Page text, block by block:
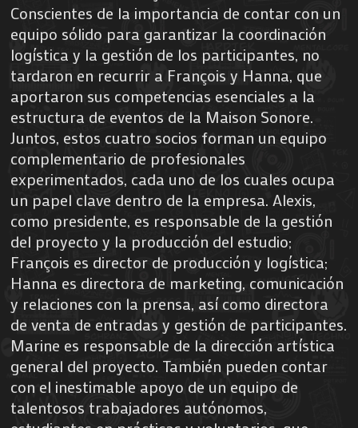
Conscientes de la importancia de contar con un
equipo sólido para garantizar la coordinación
logística y la gestión de los participantes, no
tardaron en recurrir a François y Hanna, que
aportaron sus competencias esenciales a la
estructura de eventos de la Maison Sonore.
Juntos, estos cuatro socios forman un equipo
complementario de profesionales
experimentados, cada uno de los cuales ocupa
un papel clave dentro de la empresa. Alexis,
como presidente, es responsable de la gestión
del proyecto y la producción del estudio;
François es director de producción y logística;
Hanna es directora de marketing, comunicación
y relaciones con la prensa, así como directora
de venta de entradas y gestión de participantes.
Marine es responsable de la dirección artística
general del proyecto. También pueden contar
con el inestimable apoyo de un equipo de
talentosos trabajadores autónomos,